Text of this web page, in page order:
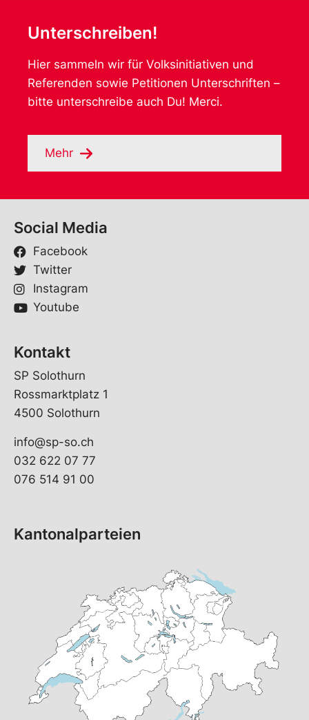
Unterschreiben!
Hier sammeln wir für Volksinitiativen und
Referenden sowie Petitionen Unterschriften –
bitte unterschreibe auch Du! Merci.
Mehr
Social Media
Facebook
Twitter
Instagram
Youtube
Kontakt
SP Solothurn
Rossmarktplatz 1
4500 Solothurn
info@sp-so.ch
032 622 07 77
076 514 91 00
Kantonalparteien